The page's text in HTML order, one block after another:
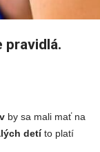
pravidlá.
by sa mali mať na
detíto platí